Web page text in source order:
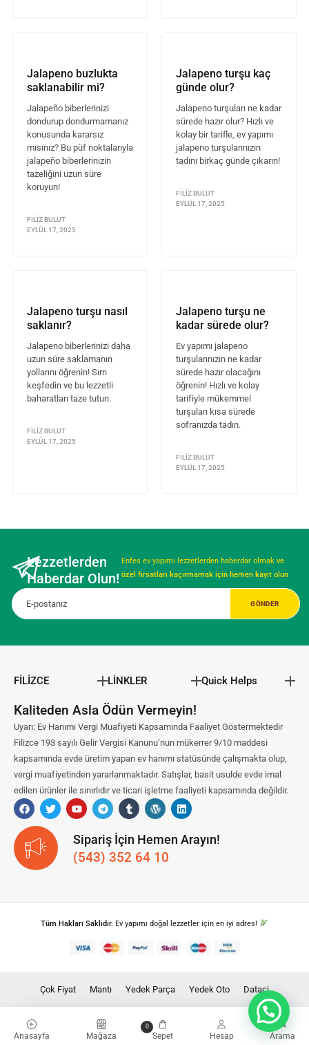
Jalapeno buzlukta
saklanabilir mi?
Jalapeño biberlerinizi
dondurup dondurmamanız
konusunda kararsız
mısınız? Bu püf noktalarıyla
jalapeño biberlerinizin
tazeliğini uzun süre
koruyun!
FILIZ BULUT
EYLÜL 17, 2025
Jalapeno turşu kaç
günde olur?
Jalapeno turşuları ne kadar
sürede hazır olur? Hızlı ve
kolay bir tarifle, ev yapımı
jalapeno turşularınızın
tadını birkaç günde çıkarın!
FILIZ BULUT
EYLÜL 17, 2025
Jalapeno turşu nasıl
saklanır?
Jalapeno biberlerinizi daha
uzun süre saklamanın
yollarını öğrenin! Sırrı
keşfedin ve bu lezzetli
baharatları taze tutun.
FILIZ BULUT
EYLÜL 17, 2025
Jalapeno turşu ne
kadar sürede olur?
Ev yapımı jalapeno
turşularınızın ne kadar
sürede hazır olacağını
öğrenin! Hızlı ve kolay
tarifiyle mükemmel
turşuları kısa sürede
sofranızda tadın.
FILIZ BULUT
EYLÜL 17, 2025
Lezzetlerden
Haberdar Olun!
Enfes ev yapımı lezzetlerden haberdar olmak ve
özel fırsatları kaçırmamak için hemen kayıt olun
FİLİZCE LİNKLER Quick Helps
Kaliteden Asla Ödün Vermeyin!
Uyarı: Ev Hanımı Vergi Muafiyeti Kapsamında Faaliyet Göstermektedir
Filizce 193 sayılı Gelir Vergisi Kanunu’nun mükerrer 9/10 maddesi
kapsamında evde üretim yapan ev hanımı statüsünde çalışmakta olup,
vergi muafiyetinden yararlanmaktadır. Satışlar, basit usulde evde imal
edilen ürünler ile sınırlıdır ve ticari işletme faaliyeti kapsamında değildir.
Sipariş İçin Hemen Arayın!
(543) 352 64 10
Tüm Hakları Saklıdır. Ev yapımı doğal lezzetler için en iyi adres!
Anasayfa Mağaza
0
Sepet Hesap Arama
Çok Fiyat Mantı Yedek Parça Yedek Oto Dataci